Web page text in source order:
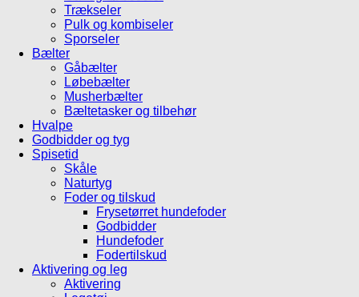
Trækseler
Pulk og kombiseler
Sporseler
Bælter
Gåbælter
Løbebælter
Musherbælter
Bæltetasker og tilbehør
Hvalpe
Godbidder og tyg
Spisetid
Skåle
Naturtyg
Foder og tilskud
Frysetørret hundefoder
Godbidder
Hundefoder
Fodertilskud
Aktivering og leg
Aktivering